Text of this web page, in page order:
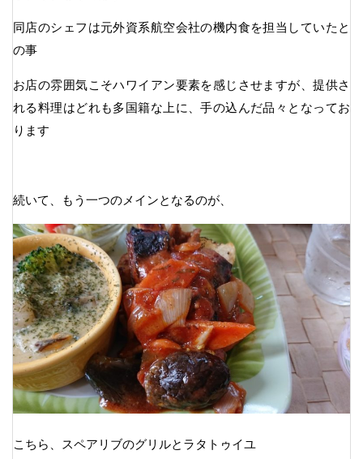
同店のシェフは元外資系航空会社の機内食を担当していたと
の事
お店の雰囲気こそハワイアン要素を感じさせますが、提供さ
れる料理はどれも多国籍な上に、手の込んだ品々となってお
ります
続いて、もう一つのメインとなるのが、
こちら、スペアリブのグリルとラタトゥイユ